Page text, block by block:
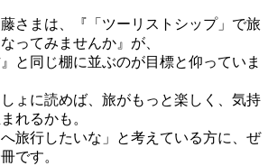
さまは、『「ツーリストシップ」で旅
ってみませんか』が、
と同じ棚に並ぶのが目標と仰っていま
ょに読めば、旅がもっと楽しく、気持
れるかも。
へ旅行したいな」と考えている方に、ぜ
です。